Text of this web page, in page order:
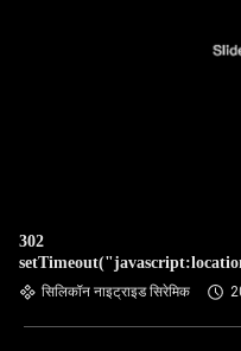
302
50);सिलिकॉन नाइट्राइड सिरेमिक